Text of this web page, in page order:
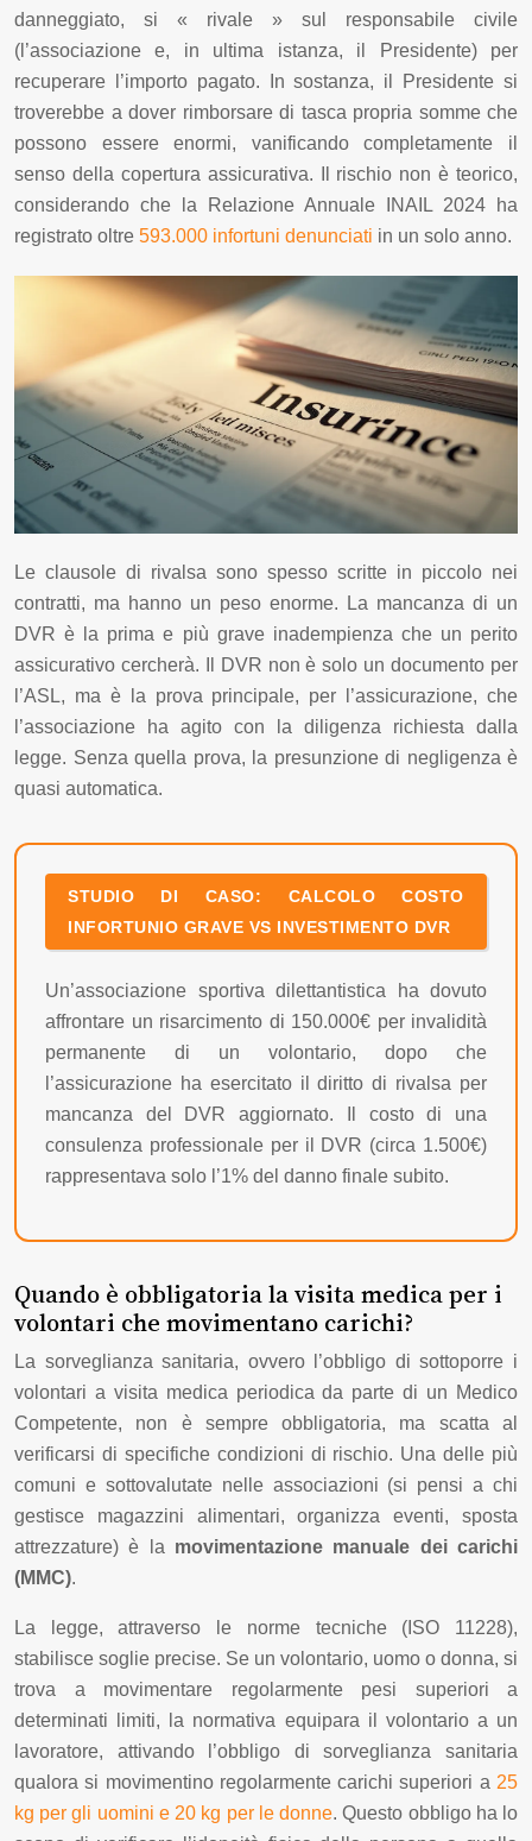
danneggiato, si « rivale » sul responsabile civile
(l’associazione e, in ultima istanza, il Presidente) per
recuperare l’importo pagato. In sostanza, il Presidente si
troverebbe a dover rimborsare di tasca propria somme che
possono essere enormi, vanificando completamente il
senso della copertura assicurativa. Il rischio non è teorico,
considerando che la Relazione Annuale INAIL 2024 ha
registrato oltre 593.000 infortuni denunciati in un solo anno.
Le clausole di rivalsa sono spesso scritte in piccolo nei
contratti, ma hanno un peso enorme. La mancanza di un
DVR è la prima e più grave inadempienza che un perito
assicurativo cercherà. Il DVR non è solo un documento per
l’ASL, ma è la prova principale, per l’assicurazione, che
l’associazione ha agito con la diligenza richiesta dalla
legge. Senza quella prova, la presunzione di negligenza è
quasi automatica.
STUDIO DI CASO: CALCOLO COSTO
INFORTUNIO GRAVE VS INVESTIMENTO DVR
Un’associazione sportiva dilettantistica ha dovuto
affrontare un risarcimento di 150.000€ per invalidità
permanente di un volontario, dopo che
l’assicurazione ha esercitato il diritto di rivalsa per
mancanza del DVR aggiornato. Il costo di una
consulenza professionale per il DVR (circa 1.500€)
rappresentava solo l’1% del danno finale subito.
Quando è obbligatoria la visita medica per i
volontari che movimentano carichi?
La sorveglianza sanitaria, ovvero l’obbligo di sottoporre i
volontari a visita medica periodica da parte di un Medico
Competente, non è sempre obbligatoria, ma scatta al
verificarsi di specifiche condizioni di rischio. Una delle più
comuni e sottovalutate nelle associazioni (si pensi a chi
gestisce magazzini alimentari, organizza eventi, sposta
attrezzature) è la movimentazione manuale dei carichi
(MMC).
La legge, attraverso le norme tecniche (ISO 11228),
stabilisce soglie precise. Se un volontario, uomo o donna, si
trova a movimentare regolarmente pesi superiori a
determinati limiti, la normativa equipara il volontario a un
lavoratore, attivando l’obbligo di sorveglianza sanitaria
qualora si movimentino regolarmente carichi superiori a 25
kg per gli uomini e 20 kg per le donne. Questo obbligo ha lo